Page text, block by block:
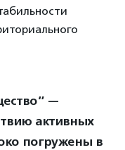
—
активных
погружены в